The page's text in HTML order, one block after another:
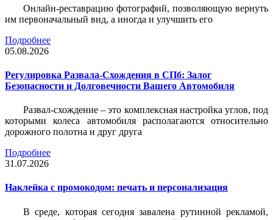
Онлайн-реставрацию фотографий, позволяющую вернуть
им первоначальный вид, а иногда и улучшить его
Подробнее
05.08.2026
Регулировка Развала-Схождения в СПб: Залог
Безопасности и Долговечности Вашего Автомобиля
Развал-схождение – это комплексная настройка углов, под
которыми колеса автомобиля располагаются относительно
дорожного полотна и друг друга
Подробнее
31.07.2026
Наклейка c промокодом: печать и персонализация
В среде, которая сегодня завалена рутинной рекламой,